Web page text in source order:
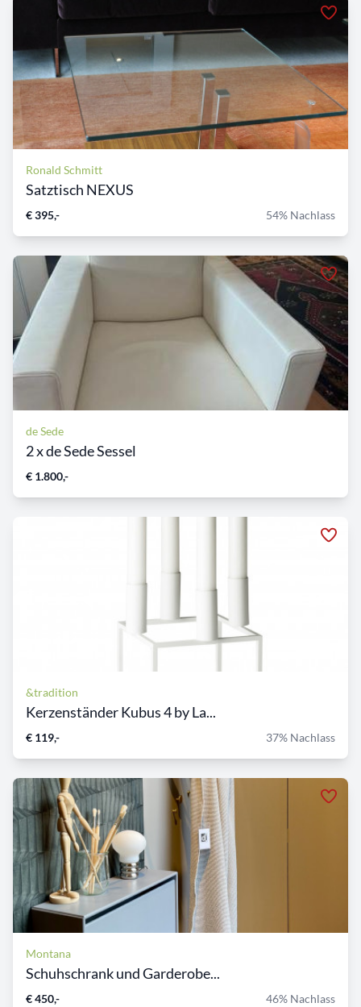
Ronald Schmitt
Satztisch NEXUS
€ 395,- 54% Nachlass
de Sede
2 x de Sede Sessel
€ 1.800,-
&tradition
Kerzenständer Kubus 4 by La...
€ 119,- 37% Nachlass
Montana
Schuhschrank und Garderobe...
€ 450,- 46% Nachlass